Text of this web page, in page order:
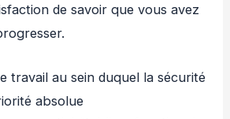
de savoir que vous avez
travail au sein duquel la sécurité
absolue